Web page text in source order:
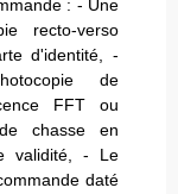
: - Une
recto-verso
d'identité, -
de
FFT ou
chasse en
validité, - Le
daté